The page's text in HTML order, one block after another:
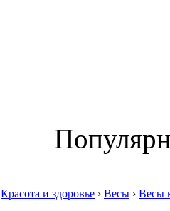
Красота и здоровье › Весы › Весы